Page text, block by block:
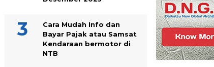
Cara Mudah Info dan
Bayar Pajak atau Samsat
Kendaraan bermotor di
NTB